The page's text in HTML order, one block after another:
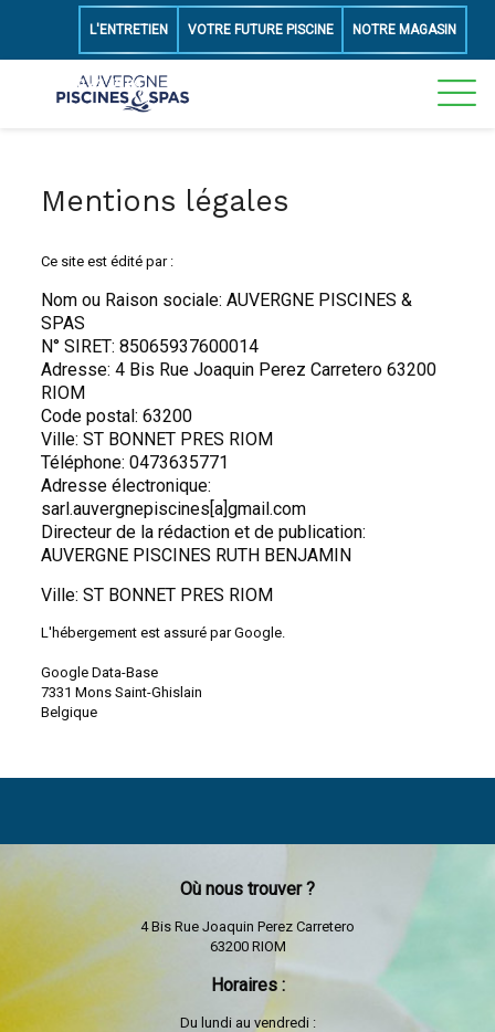
06 50 43 49 89
L'ENTRETIEN VOTRE FUTURE PISCINE NOTRE MAGASIN
Mentions légales
Ce site est édité par :
Nom ou Raison sociale: AUVERGNE PISCINES &
SPAS
N° SIRET: 85065937600014
Adresse: 4 Bis Rue Joaquin Perez Carretero 63200
RIOM
Code postal: 63200
Ville: ST BONNET PRES RIOM
Téléphone: 0473635771
Adresse électronique:
sarl.auvergnepiscines[a]gmail.com
Directeur de la rédaction et de publication:
AUVERGNE PISCINES RUTH BENJAMIN
Ville: ST BONNET PRES RIOM
L'hébergement est assuré par Google.
Google Data-Base
7331 Mons Saint-Ghislain
Belgique
Où nous trouver ?
4 Bis Rue Joaquin Perez Carretero
63200 RIOM
Horaires :
Du lundi au vendredi :